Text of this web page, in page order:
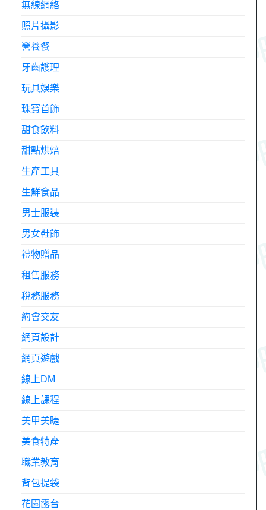
無線網絡
照片攝影
營養餐
牙齒護理
玩具娛樂
珠寶首飾
甜食飲料
甜點烘焙
生產工具
生鮮食品
男士服裝
男女鞋飾
禮物贈品
租售服務
稅務服務
約會交友
網頁設計
網頁遊戲
線上DM
線上課程
美甲美睫
美食特產
職業教育
背包提袋
花園露台